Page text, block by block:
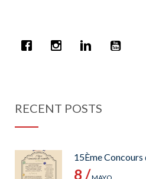
RECENT POSTS
15Ème
8 /